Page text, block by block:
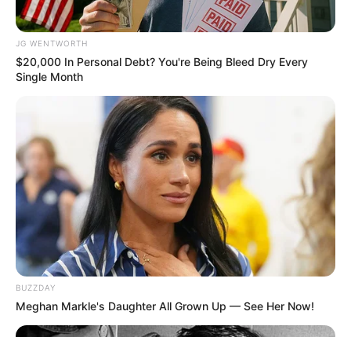
BUZZDAY
Remember Albert? You Better Sit Down Before You
See Him Today
BUZZDAY
JG WENTWORTH
$20,000 In Personal Debt? You're Being Bleed Dry Every
Single Month
BUZZDAY
Meghan Markle's Daughter All Grown Up — See Her Now!